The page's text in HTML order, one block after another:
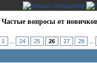
Частые вопросы от
1 24 25 26 27 28